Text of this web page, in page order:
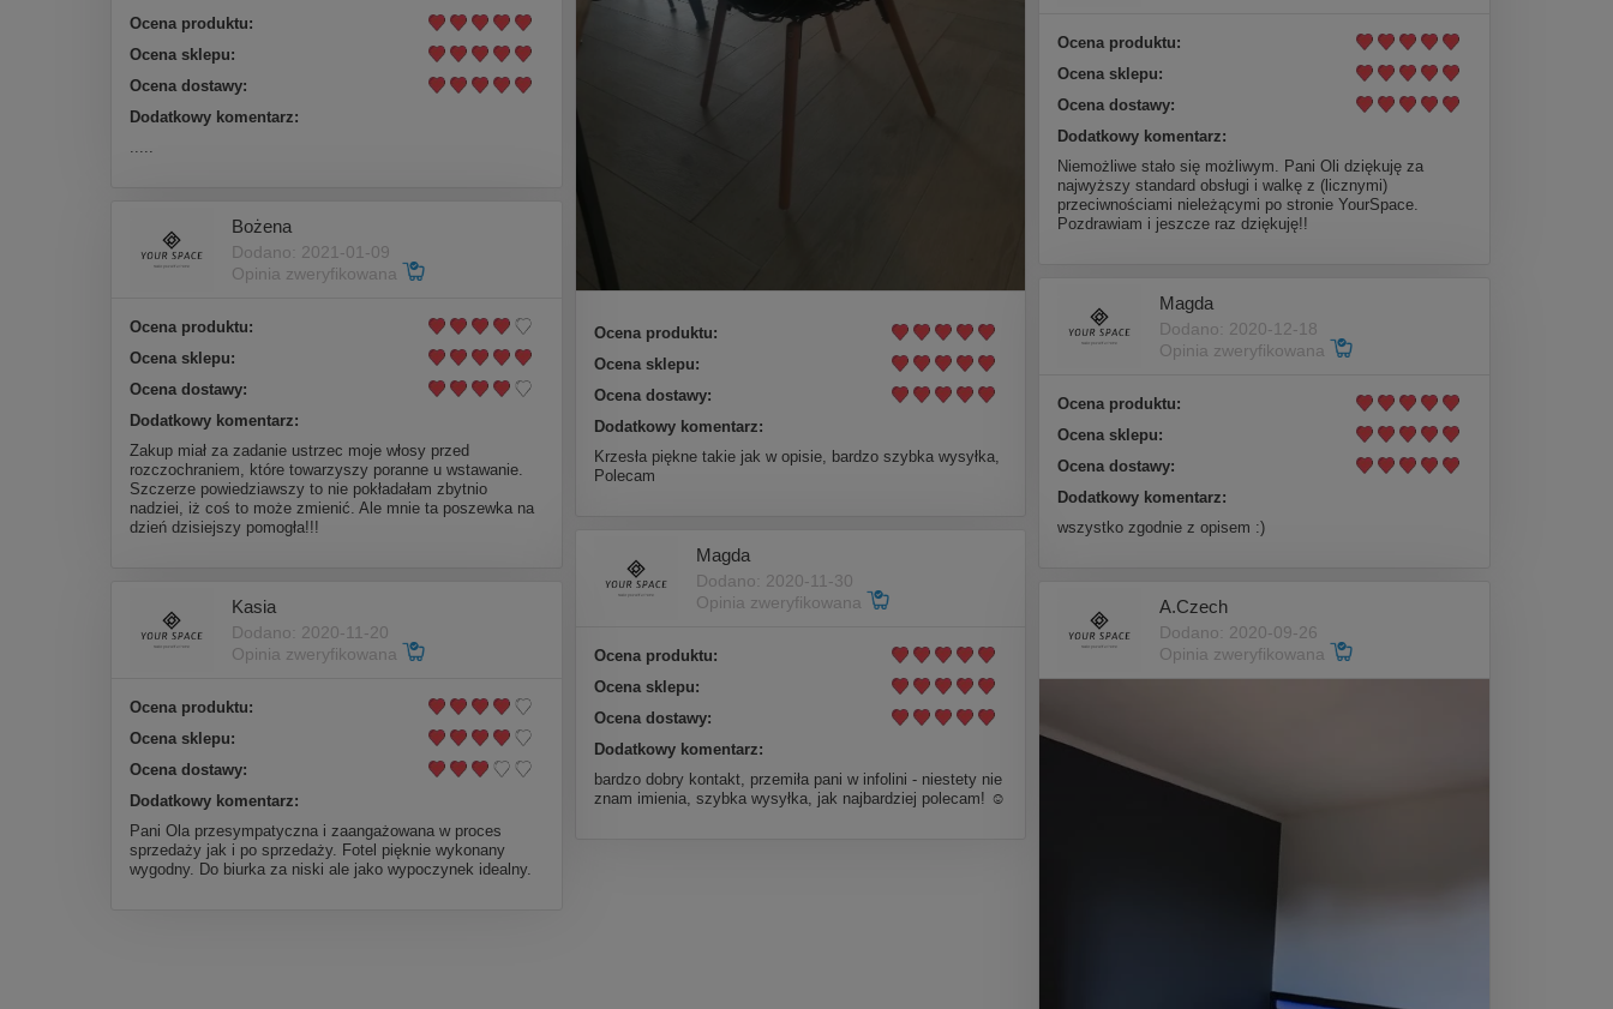
Ocena produktu:
Ocena sklepu:
Ocena dostawy:
Dodatkowy komentarz:
Krzesła piękne takie jak w opisie, bardzo szybka wysyłka,
Polecam
Ocena produktu:
Ocena sklepu:
Ocena dostawy:
Dodatkowy komentarz:
Ocena produktu:
Ocena sklepu:
Ocena dostawy:
Dodatkowy komentarz:
Niemożliwe stało się możliwym. Pani Oli dziękuję za
najwyższy standard obsługi i walkę z (licznymi)
przeciwnościami nieleżącymi po stronie YourSpace.
Pozdrawiam i jeszcze raz dziękuję!!
Bożena
Dodano: 2021-01-09
Opinia zweryfikowana
Ocena produktu:
Ocena sklepu:
Ocena dostawy:
Dodatkowy komentarz:
Zakup miał za zadanie ustrzec moje włosy przed
rozczochraniem, które towarzyszy poranne u wstawanie.
Szczerze powiedziawszy to nie pokładałam zbytnio
nadziei, iż coś to może zmienić. Ale mnie ta poszewka na
dzień dzisiejszy pomogła!!!
Magda
Dodano: 2020-12-18
Opinia zweryfikowana
Ocena produktu:
Ocena sklepu:
Ocena dostawy:
Dodatkowy komentarz:
wszystko zgodnie z opisem :)
Magda
Dodano: 2020-11-30
Opinia zweryfikowana
Ocena produktu:
Ocena sklepu:
Ocena dostawy:
Dodatkowy komentarz:
bardzo dobry kontakt, przemiła pani w infolini - niestety nie
znam imienia, szybka wysyłka, jak najbardziej polecam! ☺️
Kasia
Dodano: 2020-11-20
Opinia zweryfikowana
Ocena produktu:
Ocena sklepu:
Ocena dostawy:
Dodatkowy komentarz:
Pani Ola przesympatyczna i zaangażowana w proces
sprzedaży jak i po sprzedaży. Fotel pięknie wykonany
wygodny. Do biurka za niski ale jako wypoczynek idealny.
A.Czech
Dodano: 2020-09-26
Opinia zweryfikowana